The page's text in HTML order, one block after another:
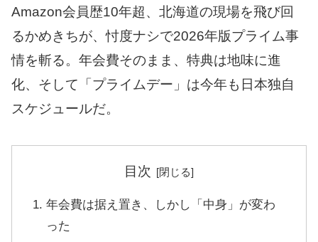
Amazon会員歴10年超、北海道の現場を飛び回
るかめきちが、忖度ナシで2026年版プライム事
情を斬る。年会費そのまま、特典は地味に進
化、そして「プライムデー」は今年も日本独自
スケジュールだ。
目次
年会費は据え置き、しかし「中身」が変わ
った